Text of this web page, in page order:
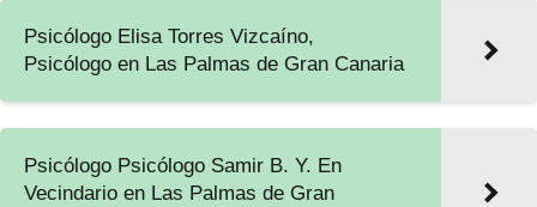
Psicólogo Elisa Torres Vizcaíno,
Psicólogo en Las Palmas de Gran Canaria
Psicólogo Psicólogo Samir B. Y. En
Vecindario en Las Palmas de Gran